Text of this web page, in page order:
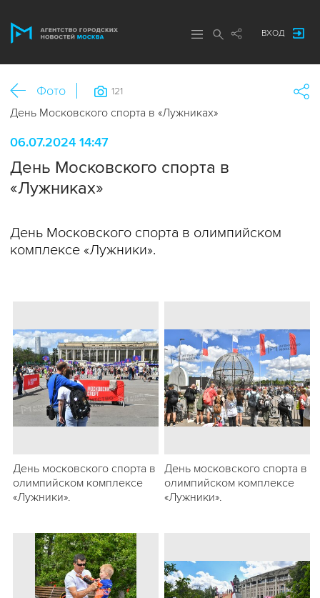
ВХОД
Фото
День Московского спорта в «Лужниках»
121
06.07.2024 14:47
День Московского спорта в
«Лужниках»
День Московского спорта в олимпийском
комплексе «Лужники».
День московского спорта в
олимпийском комплексе
«Лужники».
День московского спорта в
олимпийском комплексе
«Лужники».